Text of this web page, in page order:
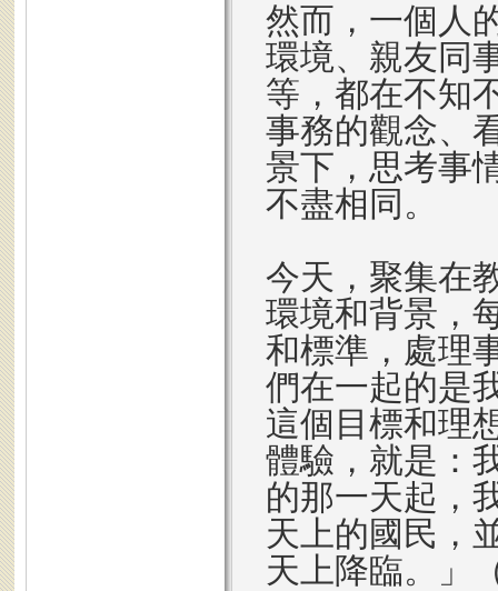
然而，一個人
環境、親友同
等，都在不知
事務的觀念、
景下，思考事
不盡相同。
今天，聚集在
環境和背景，
和標準，處理
們在一起的是
這個目標和理
體驗，就是：
的那一天起，
天上的國民，
天上降臨。」